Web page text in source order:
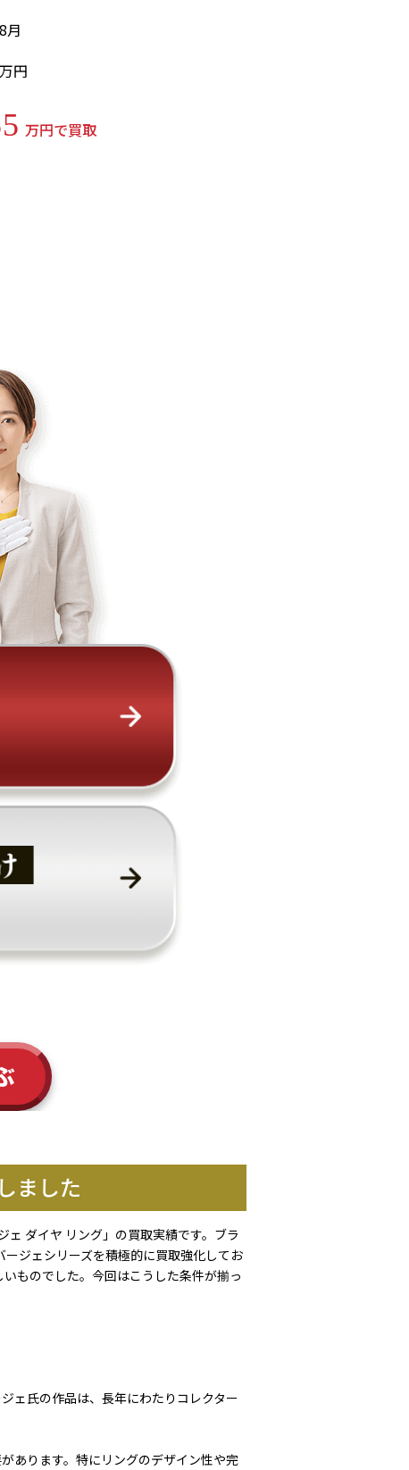
月
円
万円で買取
ました
ダイヤ リング」の買取実績です。ブラ
ジェシリーズを積極的に買取強化してお
ものでした。今回はこうした条件が揃っ
ェ氏の作品は、長年にわたりコレクター
あります。特にリングのデザイン性や完